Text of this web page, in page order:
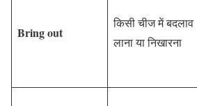
Bring out
किसी चीज में बदलाव
लाना या निखारना